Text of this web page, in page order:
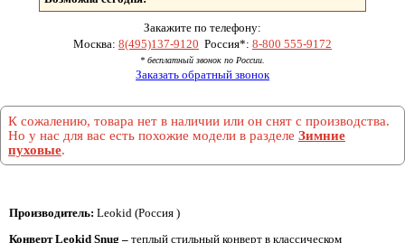
Закажите по телефону:
Москва: 8(495)137-9120 Россия*: 8-800 555-9172
* бесплатный звонок по России.
Заказать обратный звонок
К сожалению, товара нет в наличии или он снят с производства.
Но у нас для вас есть похожие модели в разделе Зимние
пуховые.
Производитель: Leokid (Россия )
Конверт Leokid Snug – теплый стильный конверт в классическом